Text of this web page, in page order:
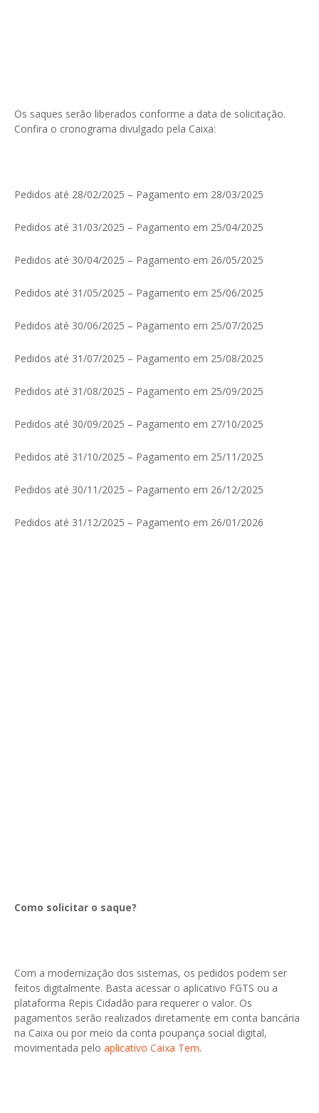
Os saques serão liberados conforme a data de solicitação.
Confira o cronograma divulgado pela Caixa:
Pedidos até 28/02/2025 – Pagamento em 28/03/2025
Pedidos até 31/03/2025 – Pagamento em 25/04/2025
Pedidos até 30/04/2025 – Pagamento em 26/05/2025
Pedidos até 31/05/2025 – Pagamento em 25/06/2025
Pedidos até 30/06/2025 – Pagamento em 25/07/2025
Pedidos até 31/07/2025 – Pagamento em 25/08/2025
Pedidos até 31/08/2025 – Pagamento em 25/09/2025
Pedidos até 30/09/2025 – Pagamento em 27/10/2025
Pedidos até 31/10/2025 – Pagamento em 25/11/2025
Pedidos até 30/11/2025 – Pagamento em 26/12/2025
Pedidos até 31/12/2025 – Pagamento em 26/01/2026
Como solicitar o saque?
Com a modernização dos sistemas, os pedidos podem ser
feitos digitalmente. Basta acessar o aplicativo FGTS ou a
plataforma Repis Cidadão para requerer o valor. Os
pagamentos serão realizados diretamente em conta bancária
na Caixa ou por meio da conta poupança social digital,
movimentada pelo aplicativo Caixa Tem.